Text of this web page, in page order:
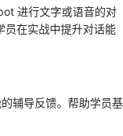
进行文字或语音的对
员在实战中提升对话能
辅导反馈。帮助学员基